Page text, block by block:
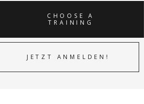
CHOOSE A
TRAINING
JETZT ANMELDEN!